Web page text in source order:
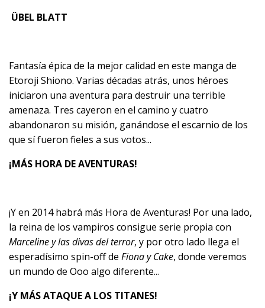
ÜBEL BLATT
Fantasía épica de la mejor calidad en este manga de
Etoroji Shiono. Varias décadas atrás, unos héroes
iniciaron una aventura para destruir una terrible
amenaza. Tres cayeron en el camino y cuatro
abandonaron su misión, ganándose el escarnio de los
que sí fueron fieles a sus votos...
¡MÁS HORA DE AVENTURAS!
¡Y en 2014 habrá más Hora de Aventuras! Por una lado,
la reina de los vampiros consigue serie propia con
Marceline y las divas del terror, y por otro lado llega el
esperadísimo spin-off de Fiona y Cake, donde veremos
un mundo de Ooo algo diferente...
¡Y MÁS ATAQUE A LOS TITANES!